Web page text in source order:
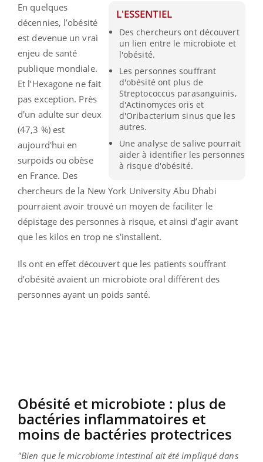
L'ESSENTIEL
Des chercheurs ont découvert
un lien entre le microbiote et
l'obésité.
Les personnes souffrant
d'obésité ont plus de
Streptococcus parasanguinis,
d'Actinomyces oris et
d'Oribacterium sinus que les
autres.
Une analyse de salive pourrait
aider à identifier les personnes
à risque d'obésité.
En quelques
décennies, l’obésité
est devenue un vrai
enjeu de santé
publique mondiale.
Et l’Hexagone ne fait
pas exception. Près
d'un adulte sur deux
(47,3 %) est
aujourd'hui en
surpoids ou obèse
en France. Des
chercheurs de la New York University Abu Dhabi
pourraient avoir trouvé un moyen de faciliter le
dépistage des personnes à risque, et ainsi d’agir avant
que les kilos en trop ne s'installent.
Ils ont en effet découvert que les patients souffrant
d’obésité avaient un microbiote oral différent des
personnes ayant un poids santé.
Obésité et microbiote : plus de
bactéries inflammatoires et
moins de bactéries protectrices
"Bien que le microbiome intestinal ait été impliqué dans